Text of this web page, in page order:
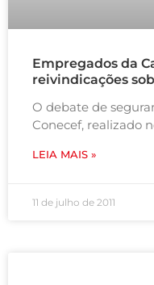
Empregados da
reivindicações
O debate de
Conecef, realizado
LEIA MAIS »
11 de julho de 2011